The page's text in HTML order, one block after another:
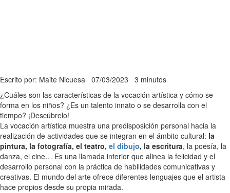
Escrito por: Maite Nicuesa 07/03/2023 3 minutos
¿Cuáles son las características de la vocación artística y cómo se
forma en los niños? ¿Es un talento innato o se desarrolla con el
tiempo? ¡Descúbrelo!
La vocación artística muestra una predisposición personal hacia la
realización de actividades que se integran en el ámbito cultural: la
pintura, la fotografía, el teatro, el dibujo, la escritura, la poesía, la
danza, el cine… Es una llamada interior que alinea la felicidad y el
desarrollo personal con la práctica de habilidades comunicativas y
creativas. El mundo del arte ofrece diferentes lenguajes que el artista
hace propios desde su propia mirada.